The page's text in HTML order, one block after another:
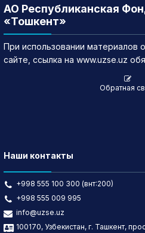
АО Республиканская
«Тошкент»
При использовании материалов
сайте, ссылка на www.uzse.uz
Обратная
Наши контакты
+998 555 100 300 (внт:200)
+998 555 009 995
info@uzse.uz
100170, Узбекистан, г. Ташкент,